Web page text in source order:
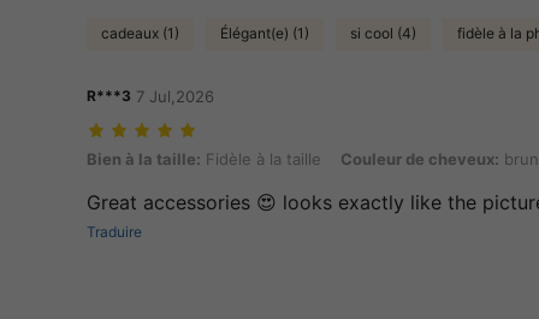
cadeaux (1) Élégant(e) (1) si cool (4) fidèle à la
R***3 7 Jul,2026
Bien à la taille: Fidèle à la taille, Couleur de cheveux: bruns,
Bien à la taille: Fidèle à la taille Couleur de cheveux:
Great accessories 😍 looks exactly like the
Traduire